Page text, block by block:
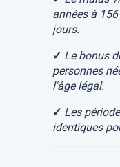
années à
jours.
✓ Le bonus
personnes
l'âge légal.
✓ Les
identiques